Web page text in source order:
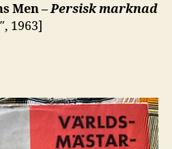
Men –Persisk marknad
1963]